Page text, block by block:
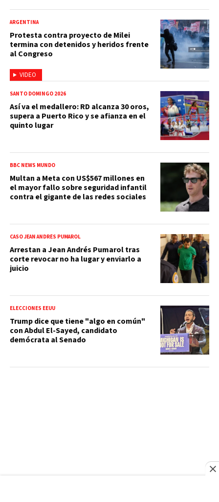
VIDEO
ARGENTINA
Protesta contra proyecto de Milei
termina con detenidos y heridos frente
al Congreso
SANTO DOMINGO 2026
Así va el medallero: RD alcanza 30 oros,
supera a Puerto Rico y se afianza en el
quinto lugar
BBC NEWS MUNDO
Multan a Meta con US$567 millones en
el mayor fallo sobre seguridad infantil
contra el gigante de las redes sociales
CASO JEAN ANDRÉS PUMAROL
Arrestan a Jean Andrés Pumarol tras
corte revocar no ha lugar y enviarlo a
juicio
ELECCIONES EEUU
Trump dice que tiene "algo en común"
con Abdul El-Sayed, candidato
demócrata al Senado